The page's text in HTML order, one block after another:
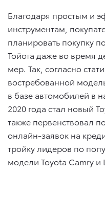
Благодаря простым и
инструментам,
планировать покупку
Тойота даже во время
мер. Так, согласно
востребованной
в базе автомобилей в
2020 года стал новый
также первенствовал
онлайн-заявок на
тройку лидеров по
модели Toyota Camry и